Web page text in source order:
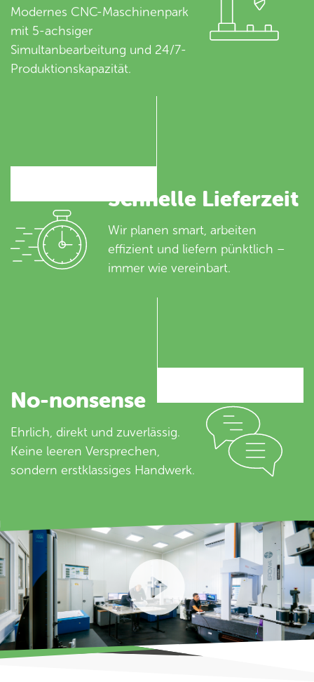
Modernes CNC-Maschinenpark
mit 5-achsiger
Simultanbearbeitung und 24/7-
Produktionskapazität.
Schnelle Lieferzeit
Wir planen smart, arbeiten
effizient und liefern pünktlich –
immer wie vereinbart.
No-nonsense
Ehrlich, direkt und zuverlässig.
Keine leeren Versprechen,
sondern erstklassiges Handwerk.